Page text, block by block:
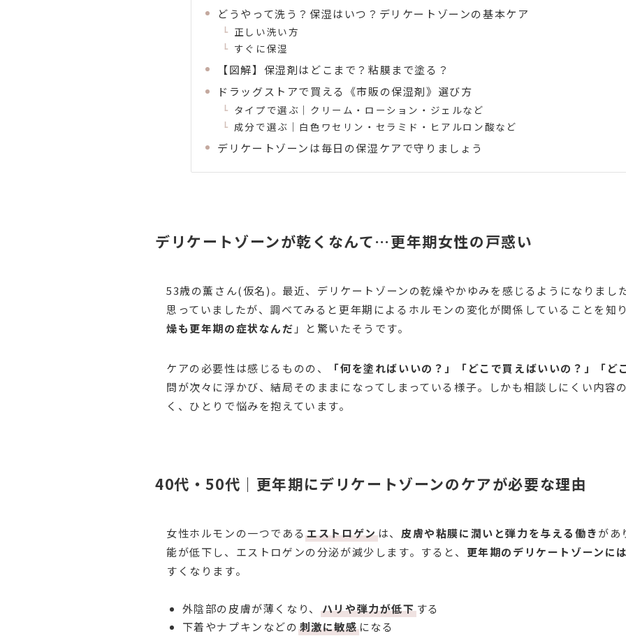
どうやって洗う？保湿はいつ？デリケートゾーンの基本ケア
正しい洗い方
すぐに保湿
【図解】保湿剤はどこまで？粘膜まで塗る？
ドラッグストアで買える《市販の保湿剤》選び方
タイプで選ぶ｜クリーム・ローション・ジェルなど
成分で選ぶ｜白色ワセリン・セラミド・ヒアルロン酸など
デリケートゾーンは毎日の保湿ケアで守りましょう
デリケートゾーンが乾くなんて…更年期女性の戸惑い
53歳の薫さん(仮名)。最近、デリケートゾーンの乾燥やかゆみを感じるようになりまし
思っていましたが、調べてみると更年期によるホルモンの変化が関係していることを知
燥も更年期の症状なんだ 」と驚いたそうです。
ケアの必要性は感じるものの、
「何を塗ればいいの？」「どこで買えばいいの？」「ど
問が次々に浮かび、結局そのままになってしまっている様子。しかも相談しにくい内容
く、ひとりで悩みを抱えています。
40代・50代｜更年期にデリケートゾーンのケアが必要な理由
女性ホルモンの一つであるエストロゲンは、 皮膚や粘膜に潤いと弾力を与える働きがあ
能が低下し、エストロゲンの分泌が減少します。すると、 更年期のデリケートゾーンに
すくなります。
外陰部の皮膚が薄くなり、 ハリや弾力が低下する
下着やナプキンなどの 刺激に敏感になる